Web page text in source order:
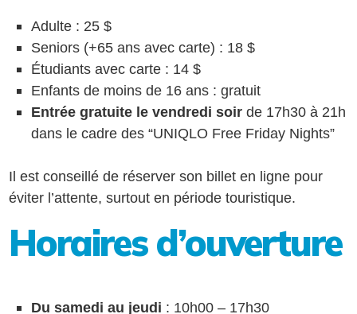
Adulte : 25 $
Seniors (+65 ans avec carte) : 18 $
Étudiants avec carte : 14 $
Enfants de moins de 16 ans : gratuit
Entrée gratuite le vendredi soirde 17h30 à 21h
dans le cadre des “UNIQLO Free Friday Nights”
Il est conseillé de réserver son billet en ligne pour
éviter l’attente, surtout en période touristique.
Horaires d’ouverture
Du samedi au jeudi : 10h00 – 17h30